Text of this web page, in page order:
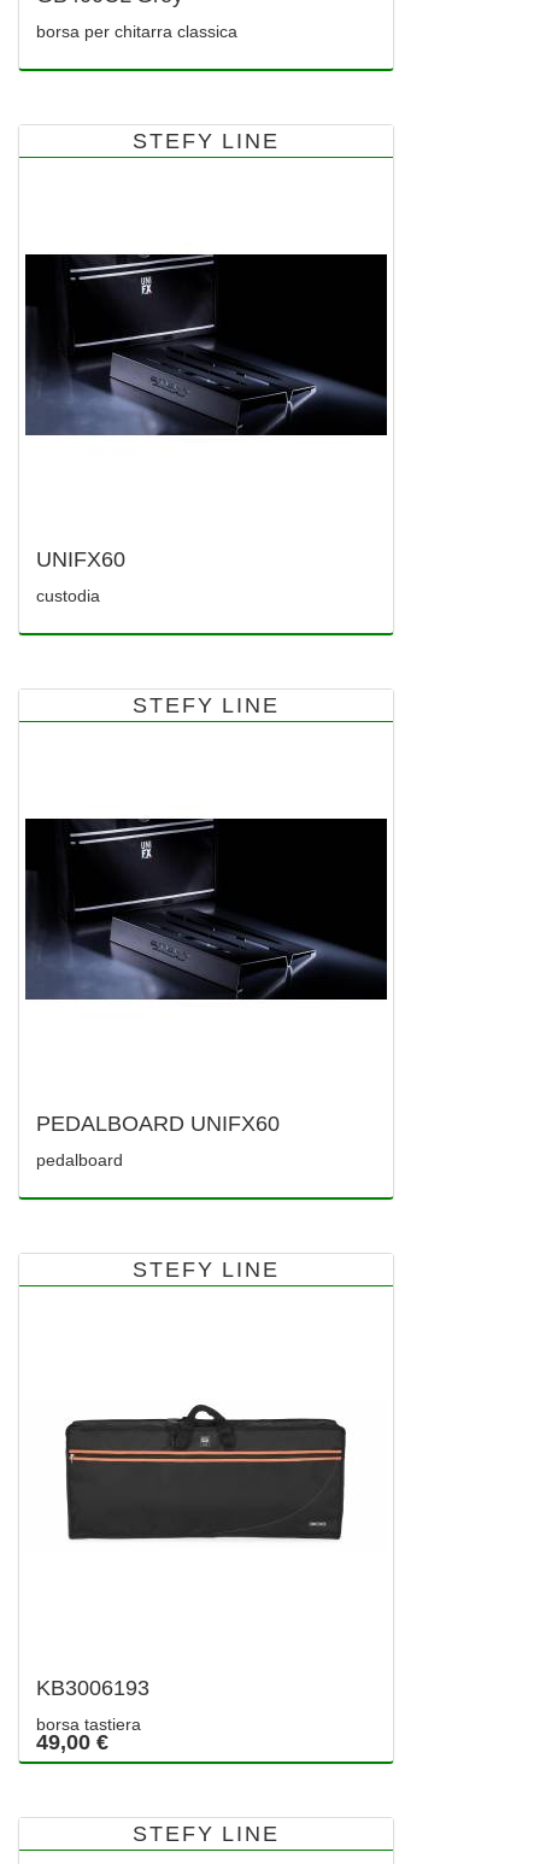
borsa per chitarra classica
STEFY LINE
UNIFX60
custodia
STEFY LINE
PEDALBOARD UNIFX60
pedalboard
STEFY LINE
KB3006193
borsa tastiera
49,00 €
STEFY LINE